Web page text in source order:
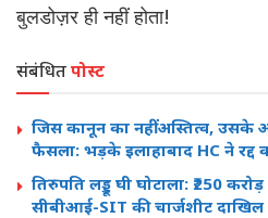
बुलडोज़र ही नहीं होता!
संबंधितपोस्ट
जिस कानून का नहीं अस्तित्व, उसके
फैसला: भड़के इलाहाबाद HC ने रद्द
तिरुपति लड्डू घी घोटाला: ₹250
सीबीआई-SIT की चार्जशीट दाखिल